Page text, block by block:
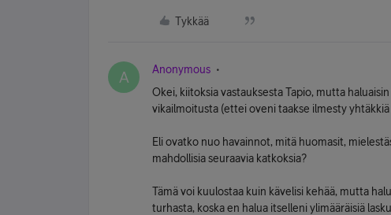
Tykkää
A Anonymous
Okei, kiitoksia vastauksesta Tapio, mutta
vikailmoitusta (ettei oveni taakse ilmesty yhtäkkiä
Eli ovatko nuo havainnot, mitä huomasit,
mahdollisia seuraavia katkoksia?
Tämä voi kuulostaa kuin kävelisi kehää, mutta
turhasta, koska en halua itselleni ylimääräisiä